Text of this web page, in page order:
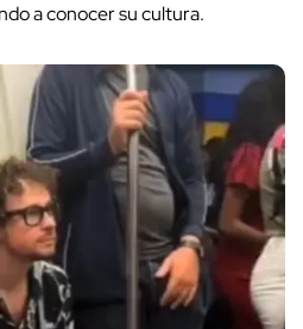
a conocer su cultura.